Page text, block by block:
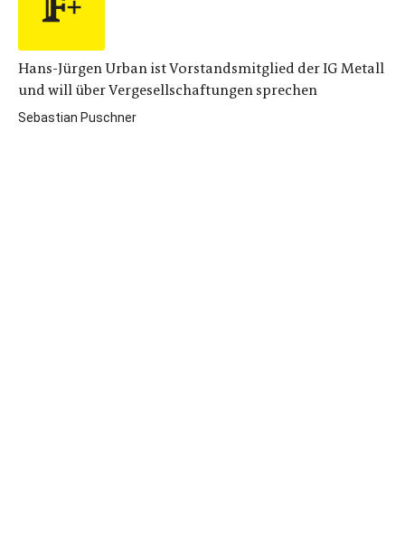
Hans-Jürgen Urban ist Vorstandsmitglied der IG Metall
und will über Vergesellschaftungen sprechen
Sebastian Puschner